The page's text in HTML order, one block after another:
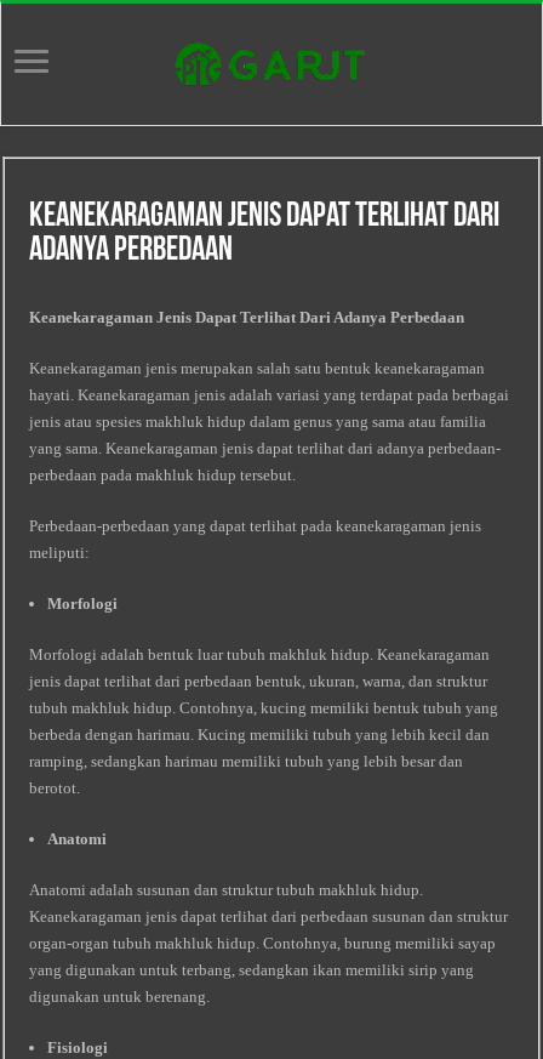
Keanekaragaman Jenis Dapat Terlihat Dari
Adanya Perbedaan
Keanekaragaman Jenis Dapat Terlihat Dari Adanya Perbedaan
Keanekaragaman jenis merupakan salah satu bentuk keanekaragaman
hayati. Keanekaragaman jenis adalah variasi yang terdapat pada berbagai
jenis atau spesies makhluk hidup dalam genus yang sama atau familia
yang sama. Keanekaragaman jenis dapat terlihat dari adanya perbedaan-
perbedaan pada makhluk hidup tersebut.
Perbedaan-perbedaan yang dapat terlihat pada keanekaragaman jenis
meliputi:
Morfologi
Morfologi adalah bentuk luar tubuh makhluk hidup. Keanekaragaman
jenis dapat terlihat dari perbedaan bentuk, ukuran, warna, dan struktur
tubuh makhluk hidup. Contohnya, kucing memiliki bentuk tubuh yang
berbeda dengan harimau. Kucing memiliki tubuh yang lebih kecil dan
ramping, sedangkan harimau memiliki tubuh yang lebih besar dan
berotot.
Anatomi
Anatomi adalah susunan dan struktur tubuh makhluk hidup.
Keanekaragaman jenis dapat terlihat dari perbedaan susunan dan struktur
organ-organ tubuh makhluk hidup. Contohnya, burung memiliki sayap
yang digunakan untuk terbang, sedangkan ikan memiliki sirip yang
digunakan untuk berenang.
Fisiologi